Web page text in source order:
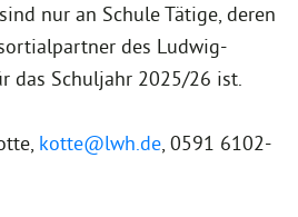
nur an Schule Tätige, deren
des Ludwig-
das Schuljahr 2025/26 ist.
kotte@lwh.de, 0591 6102-